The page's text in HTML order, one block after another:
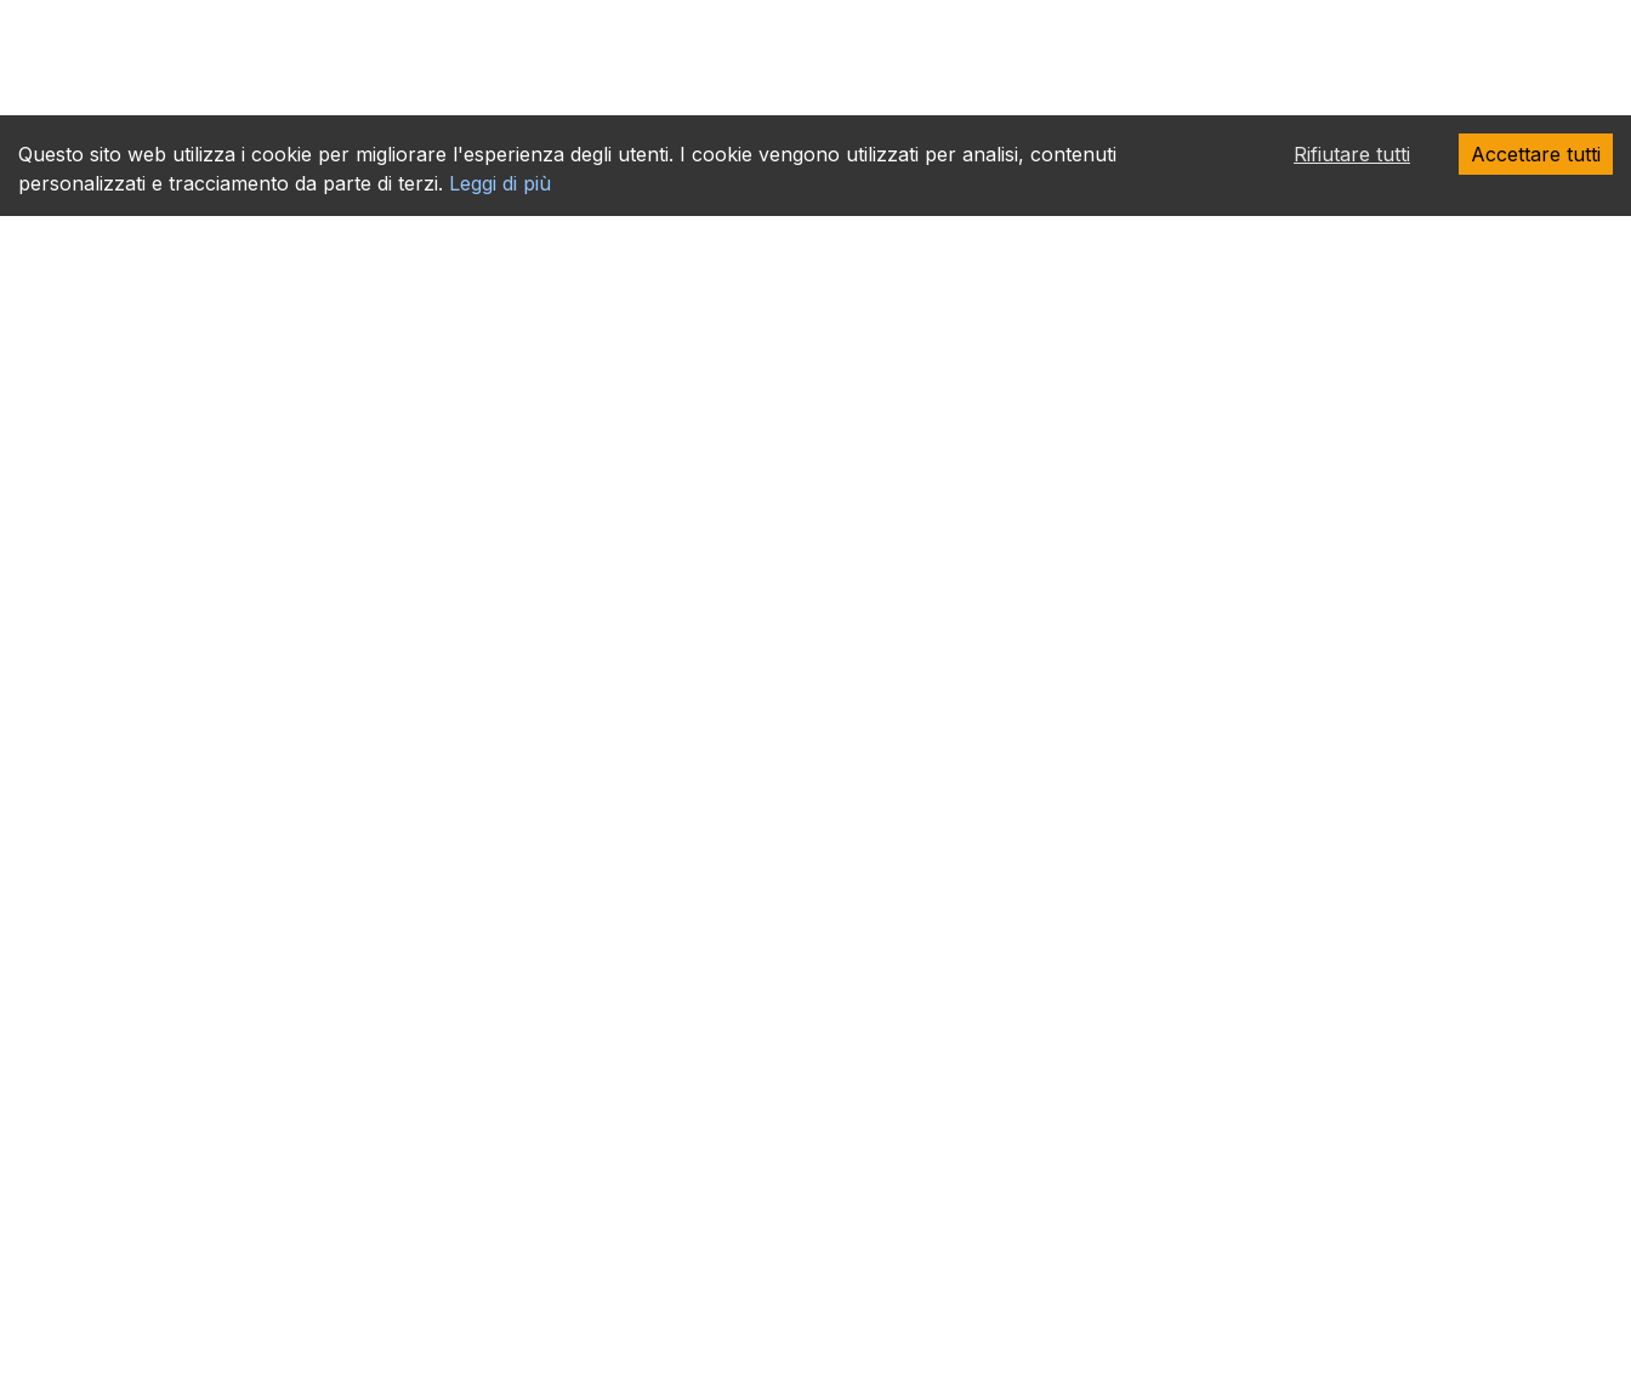
Questo sito web utilizza i cookie per migliorare l'esperienza degli utenti. I cookie vengono utilizzati per analisi, contenuti
personalizzati e tracciamento da parte di terzi. Leggi di più
Rifiutare tutti Accettare tutti